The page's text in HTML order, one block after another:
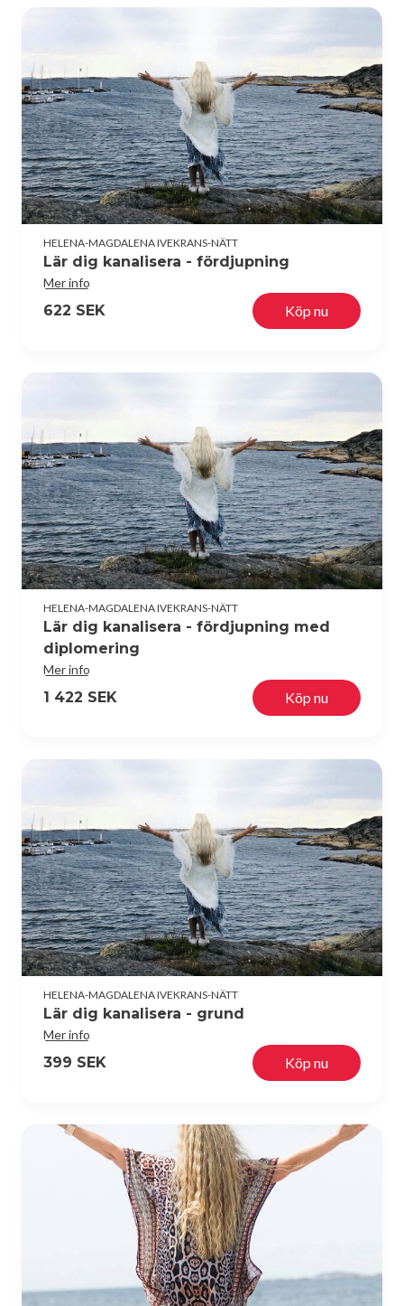
HELENA-MAGDALENA IVEKRANS-NÄTT
Lär dig kanalisera - fördjupning
Mer info
622 SEK Köp nu
HELENA-MAGDALENA IVEKRANS-NÄTT
Lär dig kanalisera - fördjupning med
diplomering
Mer info
1 422 SEK Köp nu
HELENA-MAGDALENA IVEKRANS-NÄTT
Lär dig kanalisera - grund
Mer info
399 SEK Köp nu